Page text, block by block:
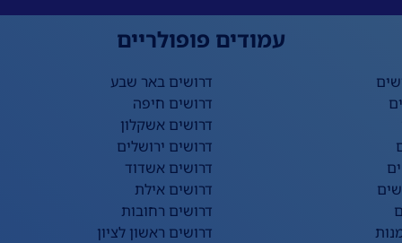
עמודים פופולריים
דרושים באר שבע
דרושים חיפה
דרושים אשקלון
דרושים ירושלים
דרושים אשדוד
דרושים אילת
דרושים רחובות
דרושים ראשון לציון